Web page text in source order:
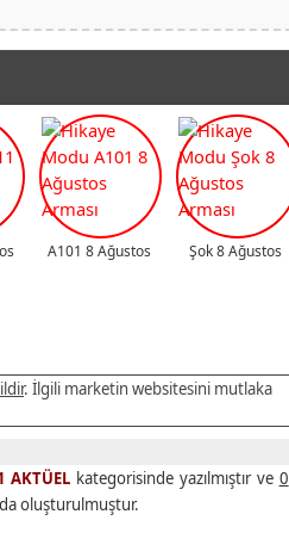
A101 8 Ağustos Şok 8 Ağustos
. İlgili marketin websitesini mutlaka
AKTÜEL kategorisinde yazılmıştır ve 0
oluşturulmuştur.